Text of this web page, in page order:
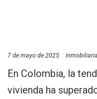
7 de mayo de 2025 inmobiliaria
En Colombia, la
vivienda ha